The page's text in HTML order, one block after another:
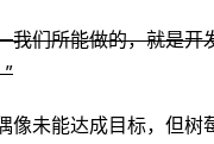
们所能做的，就是开
像未能达成目标，但树